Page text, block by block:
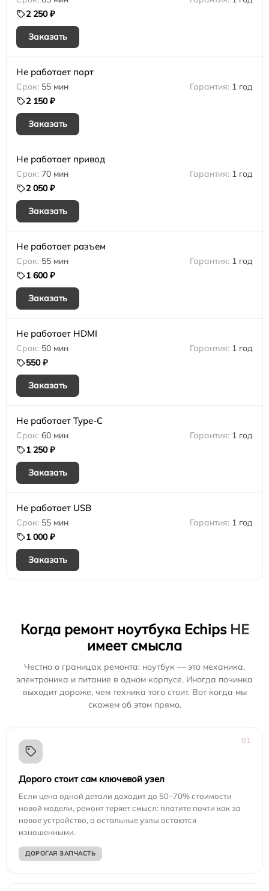
2 250 ₽
Заказать
Не работает порт
55 мин
1 год
2 150 ₽
Заказать
Не работает привод
70 мин
1 год
2 050 ₽
Заказать
Не работает разъем
55 мин
1 год
1 600 ₽
Заказать
Не работает HDMI
50 мин
1 год
550 ₽
Заказать
Не работает Type-C
60 мин
1 год
1 250 ₽
Заказать
Не работает USB
55 мин
1 год
1 000 ₽
Заказать
Когда ремонт ноутбука Echips НЕ
имеет смысла
Честно о границах ремонта: ноутбук — это механика,
электроника и питание в одном корпусе. Иногда починка
выходит дороже, чем техника того стоит. Вот когда мы
скажем об этом прямо.
01
Дорого стоит сам ключевой узел
Если цена одной детали доходит до 50–70% стоимости
новой модели, ремонт теряет смысл: платите почти как за
новое устройство, а остальные узлы остаются
изношенными.
ДОРОГАЯ ЗАПЧАСТЬ